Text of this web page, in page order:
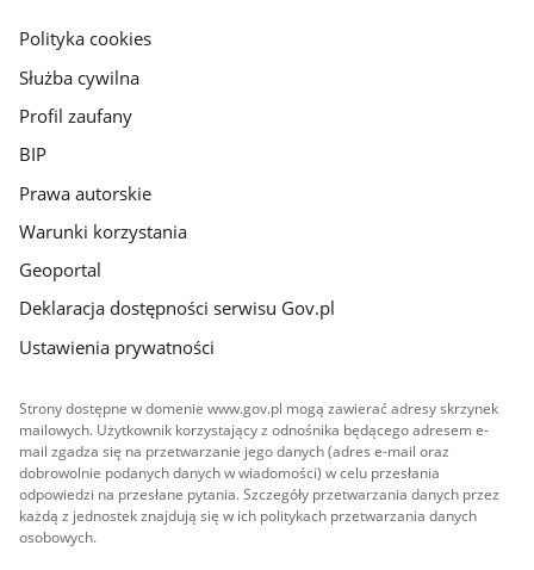
gov.pl
Polityka cookies
Służba cywilna
Profil zaufany
BIP
Prawa autorskie
Warunki korzystania
Geoportal
Deklaracja dostępności serwisu Gov.pl
Ustawienia prywatności
Strony dostępne w domenie www.gov.pl mogą zawierać adresy skrzynek
mailowych. Użytkownik korzystający z odnośnika będącego adresem e-
mail zgadza się na przetwarzanie jego danych (adres e-mail oraz
dobrowolnie podanych danych w wiadomości) w celu przesłania
odpowiedzi na przesłane pytania. Szczegóły przetwarzania danych przez
każdą z jednostek znajdują się w ich politykach przetwarzania danych
osobowych.